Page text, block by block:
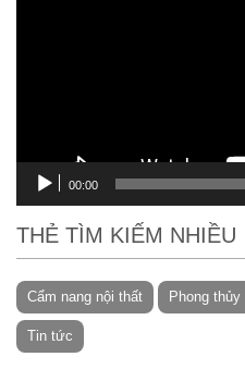
00:00
THẺ TÌM KIẾM NHIỀU
Cẩm nang nội thất Phong
Tin tức